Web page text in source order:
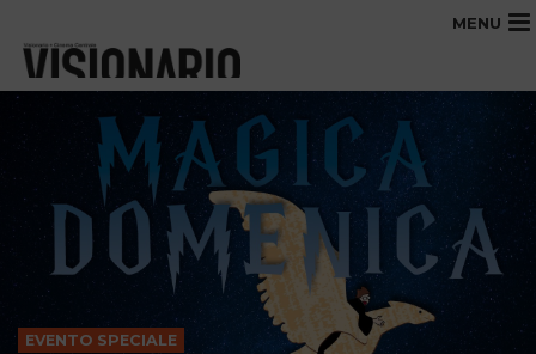
MENU
EVENTO SPECIALE